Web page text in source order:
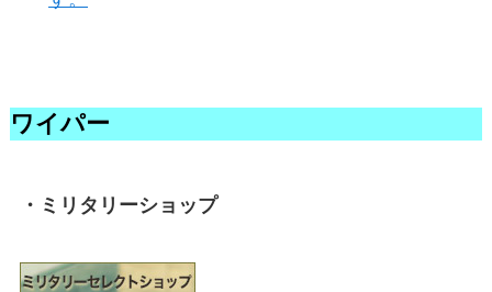
ワイパー
・ミリタリーショップ